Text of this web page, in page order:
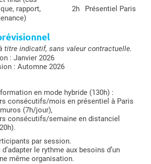
rapport,
2h Présentiel Paris
titre indicatif, sans valeur contractuelle.
: Janvier 2026
: Automne 2026
en mode hybride (130h) :
consécutifs/mois en présentiel à Paris
(7h/jour),
consécutifs/semaine en distanciel
par session.
le rythme aux besoins d’un
même organisation.